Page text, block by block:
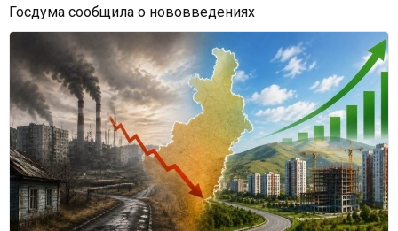
Госдума сообщила о нововведениях